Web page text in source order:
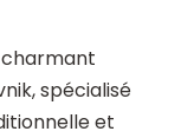
charmant
spécialisé
et